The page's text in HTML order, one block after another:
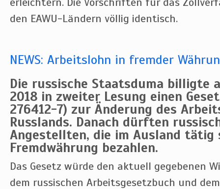
den EAWU-Ländern völlig identisch.
NEWS: Arbeitslohn in fremder
Die russische Staatsduma billigte
2018 in zweiter Lesung einen
276412-7) zur Änderung des
Russlands. Danach dürften
Angestellten, die im Ausland tätig
Fremdwährung bezahlen.
Das Gesetz würde den aktuell gegebenen
dem russischen Arbeitsgesetzbuch und